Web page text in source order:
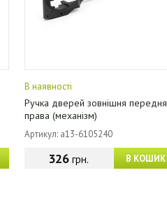
В наявності
Ручка дверей зовнішня передня
права (механізм)
Артикул: a13-6105240
В КОШИК
326грн.